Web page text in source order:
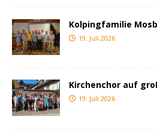
Kolpingfamilie
19. Juli 2026
Kirchenchor auf
19. Juli 2026